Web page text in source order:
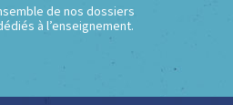
de nos dossiers
à l’enseignement.